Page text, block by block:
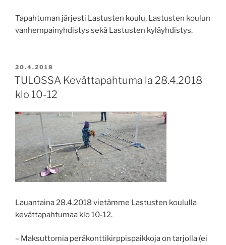
Tapahtuman järjesti Lastusten koulu, Lastusten koulun
vanhempainyhdistys sekä Lastusten kyläyhdistys.
JULKAISTU
20.4.2018
TULOSSA Kevättapahtuma la 28.4.2018
klo 10-12
Lauantaina 28.4.2018 vietämme Lastusten koululla
kevättapahtumaa klo 10-12.
– Maksuttomia peräkonttikirppispaikkoja on tarjolla (ei